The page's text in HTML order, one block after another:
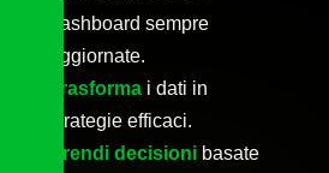
dashboard sempre
aggiornate.
Trasforma i dati in
strategie efficaci.
Prendi decisioni basate